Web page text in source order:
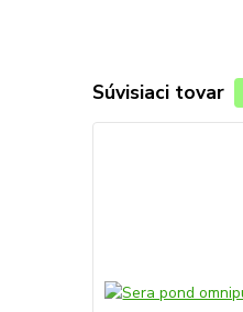
Súvisiaci tovar